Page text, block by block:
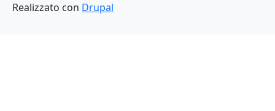
Realizzato con Drupal